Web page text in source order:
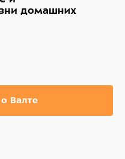
балка из ротанга
домашних
Валте